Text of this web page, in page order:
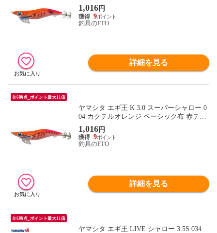
019年 新製品 エギング 定番 アオリイカ
1,016円
9
釣具のFTO
詳細を見る
8/6時点_ポイント最大11倍
ヤマシタ エギ王 K 3.0 スーパーシャロー 0
04 カクテルオレンジ ベーシック布 赤テー
プ / エギ 2019年 新製品 エギング 定番 アオ
リイカ
1,016円
9
釣具のFTO
詳細を見る
8/6時点_ポイント最大11倍
ヤマシタ エギ王 LIVE シャロー 3.5S 034